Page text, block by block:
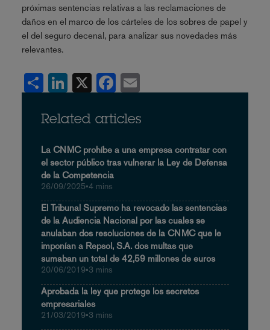
próximas sentencias relativas a las reclamaciones de
daños en el marco de los cárteles de los sobres de papel y
el del seguro decenal, para analizar sus novedades más
relevantes.
Share LinkedIn Facebook
Related articles
La CNMC prohíbe a una empresa contratar con
el sector público tras vulnerar la Ley de Defensa
de la Competencia
26/09/2025•4 mins
El Tribunal Supremo ha revocado las sentencias
de la Audiencia Nacional por las cuales se
anulaban dos resoluciones de la CNMC que le
imponían a Repsol, S.A. dos multas que
sumaban un total de 42,59 millones de euros
20/06/2019•3 mins
Aprobada la ley que protege los secretos
empresariales
21/03/2019•3 mins